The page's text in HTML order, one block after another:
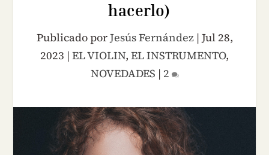
hacerlo)
Publicado porJesús Fernández| Jul 28,
2023 | EL VIOLIN, EL INSTRUMENTO,
NOVEDADES | 2